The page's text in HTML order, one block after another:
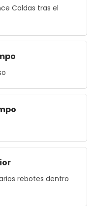
Caldas tras el
rebotes dentro